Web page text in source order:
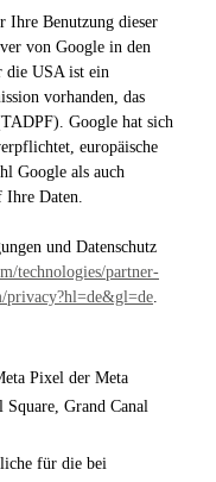
Ihre Benutzung dieser
von Google in den
die USA ist ein
vorhanden, das
Google hat sich
europäische
Google als auch
Ihre Daten.
und Datenschutz
technologies/partner-
privacy?hl=de&gl=de.
Pixel der Meta
Grand Canal
für die bei